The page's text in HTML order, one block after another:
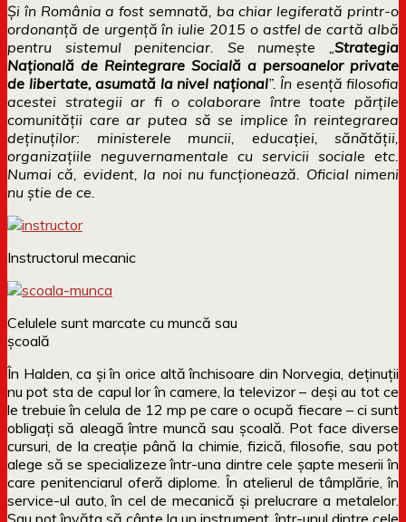
Și în România a fost semnată, ba chiar legiferată printr-o
ordonanță de urgență în iulie 2015 o astfel de cartă albă
pentru sistemul penitenciar. Se numește „ Strategia
Naţională de Reintegrare Socială a persoanelor private
de libertate, asumată la nivel naţional”. În esență filosofia
acestei strategii ar fi o colaborare între toate părțile
comunității care ar putea să se implice în reintegrarea
deținuților: ministerele muncii, educației, sănătății,
organizațiile neguvernamentale cu servicii sociale etc.
Numai că, evident, la noi nu funcționează. Oficial nimeni
nu știe de ce.
Instructorul mecanic
Celulele sunt marcate cu muncă sau
școală
În Halden, ca și în orice altă închisoare din Norvegia, deținuții
nu pot sta de capul lor în camere, la televizor – deși au tot ce
le trebuie în celula de 12 mp pe care o ocupă fiecare – ci sunt
obligați să aleagă între muncă sau școală. Pot face diverse
cursuri, de la creație până la chimie, fizică, filosofie, sau pot
alege să se specializeze într-una dintre cele șapte meserii în
care penitenciarul oferă diplome. În atelierul de tâmplărie, în
service-ul auto, în cel de mecanică și prelucrare a metalelor.
Sau pot învăța să cânte la un instrument, într-unul dintre cele